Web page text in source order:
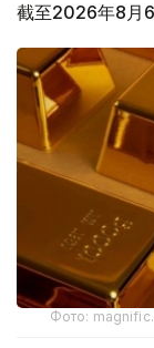
截至2026年8月6
Фото: